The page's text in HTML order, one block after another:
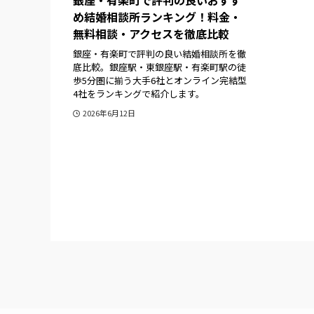
め結婚相談所ランキング！料金・
無料相談・アクセスを徹底比較
銀座・有楽町で評判の良い結婚相談所を徹
底比較。銀座駅・東銀座駅・有楽町駅の徒
歩5分圏に揃う大手6社とオンライン完結型
4社をランキングで紹介します。
2026年6月12日